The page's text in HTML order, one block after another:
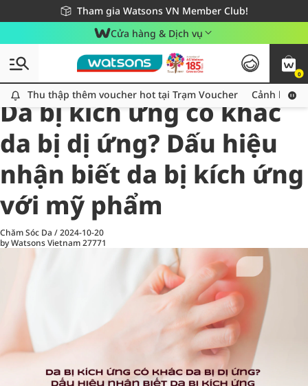
Tham gia Watsons VN Member Club!
Miễn phí giao hàng cho đơn hàng từ 249,000Đ
Giao hàng nhanh 24h - Áp dụng khu vực TP. Hồ Chí Minh
Cửa hàng & Dịch vụ
0
Thu thập thêm voucher hot tại Trạm Voucher
Thu thập thêm voucher hot tại Trạm Voucher Cảnh báo
All
Chăm Sóc Cá Nhân
Da bị kích ứng có khác
da bị dị ứng? Dấu hiệu
nhận biết da bị kích ứng
với mỹ phẩm
Chăm Sóc Da /2024-10-20
by Watsons Vietnam27771